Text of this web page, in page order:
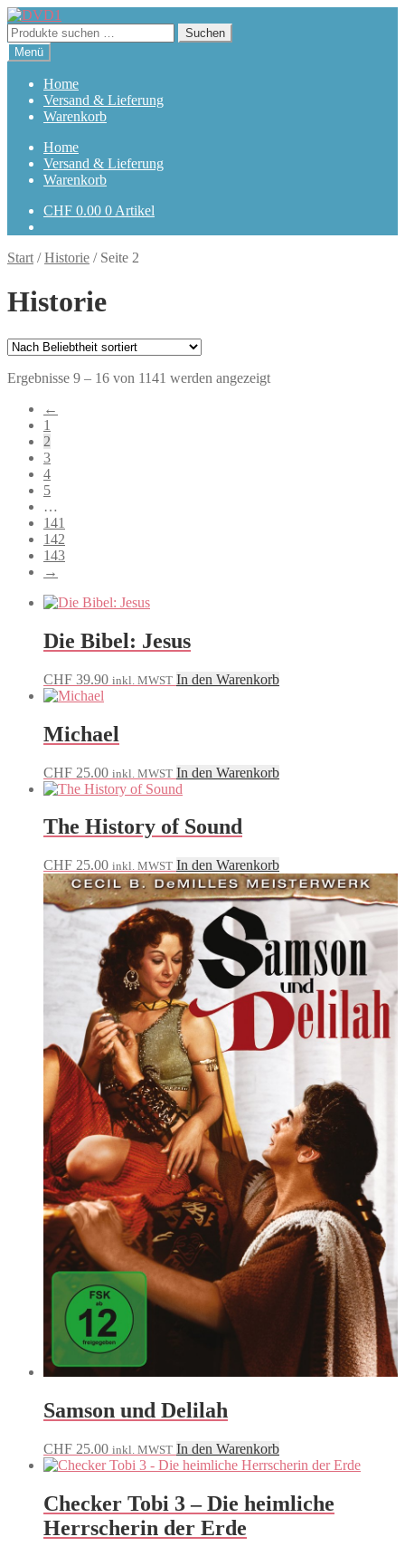
Zur
Navigation
springen
Zum
Inhalt
springen
Suchen
nach:
Suchen
Menü
Home
Versand & Lieferung
Warenkorb
Home
Versand & Lieferung
Warenkorb
CHF 0.00 0 Artikel
Start /Historie / Seite 2
Historie
Ergebnisse 9 – 16 von 1141 werden angezeigtNach
←
1
2
3
4
5
…
141
142
143
→
Die Bibel: Jesus
CHF 39.90 inkl. MWST In den Warenkorb
Michael
CHF 25.00 inkl. MWST In den Warenkorb
The History of Sound
CHF 25.00 inkl. MWST In den Warenkorb
Samson und Delilah
CHF 25.00 inkl. MWST In den Warenkorb
Checker Tobi 3 – Die heimliche
Herrscherin der Erde